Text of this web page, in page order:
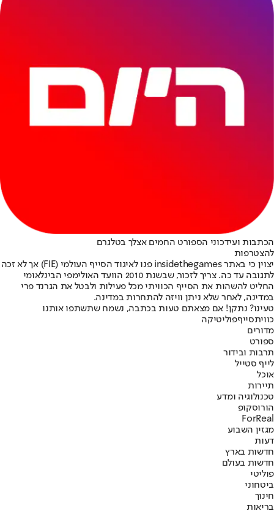
הכתבות ועידכוני הספורט החמים אצלך בטלגרם
להצטרפות
יצוין כי באתר insidethegames פנו לאיגוד הסייף העולמי (FIE) אך לא זכה
לתגובה עד כה. צריך לזכור, שבשנת 2010 הוועד האולימפי הבינלאומי
החליט להשהות את הסייף הכוויתי מכל פעילות ולבטל את הגרנד פרי
במדינה, לאחר שלא ניתן וויזה להתחרות במדינה.
טעינו? נתקן! אם מצאתם טעות בכתבה, נשמח שתשתפו אותנו
כוויתסייףפוליטיקה
מדורים
ספורט
תרבות ובידור
לייף סטייל
אוכל
תיירות
טכנולוגיה ומדע
הורוסקופ
ForReal
מגזין השבוע
דעות
חדשות בארץ
חדשות בעולם
פוליטי
ביטחוני
חינוך
בריאות